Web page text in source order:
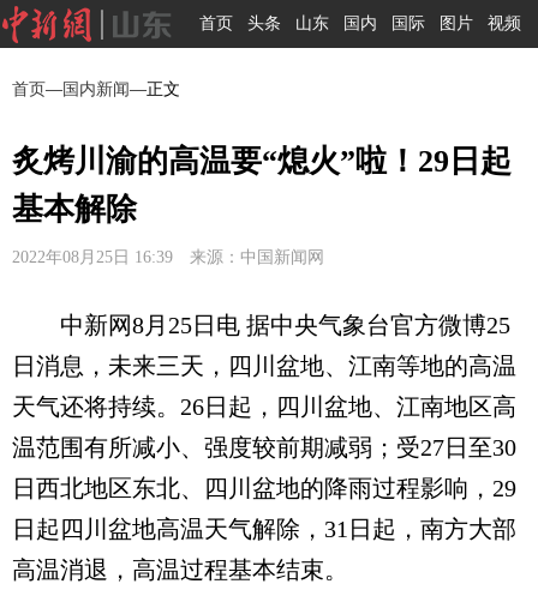
首页 头条 山东 国内 国际 图片 视频
首页— 国内新闻—正文
炙烤川渝的高温要“熄火”啦！29日起
基本解除
2022年08月25日 16:39 来源：中国新闻网
中新网8月25日电 据中央气象台官方微博25
日消息，未来三天，四川盆地、江南等地的高温
天气还将持续。26日起，四川盆地、江南地区高
温范围有所减小、强度较前期减弱；受27日至30
日西北地区东北、四川盆地的降雨过程影响，29
日起四川盆地高温天气解除，31日起，南方大部
高温消退，高温过程基本结束。